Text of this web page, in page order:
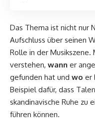
Das Thema ist nicht nur
Aufschluss über seinen
Rolle in der Musikszene.
verstehen, wann er
gefunden hat und wo er
Beispiel dafür, dass
skandinavische Ruhe zu
führen können.